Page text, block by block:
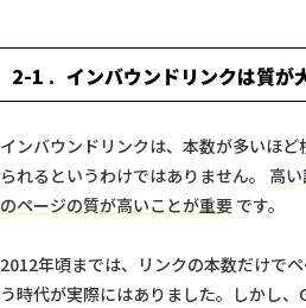
2-1 インバウンドリンクは質が
インバウンドリンクは、本数が多いほ
られるというわけではありません。
高
のページの質が高いことが重要 です。
2012年頃までは、リンクの本数だけで
う時代が実際にはありました。しかし